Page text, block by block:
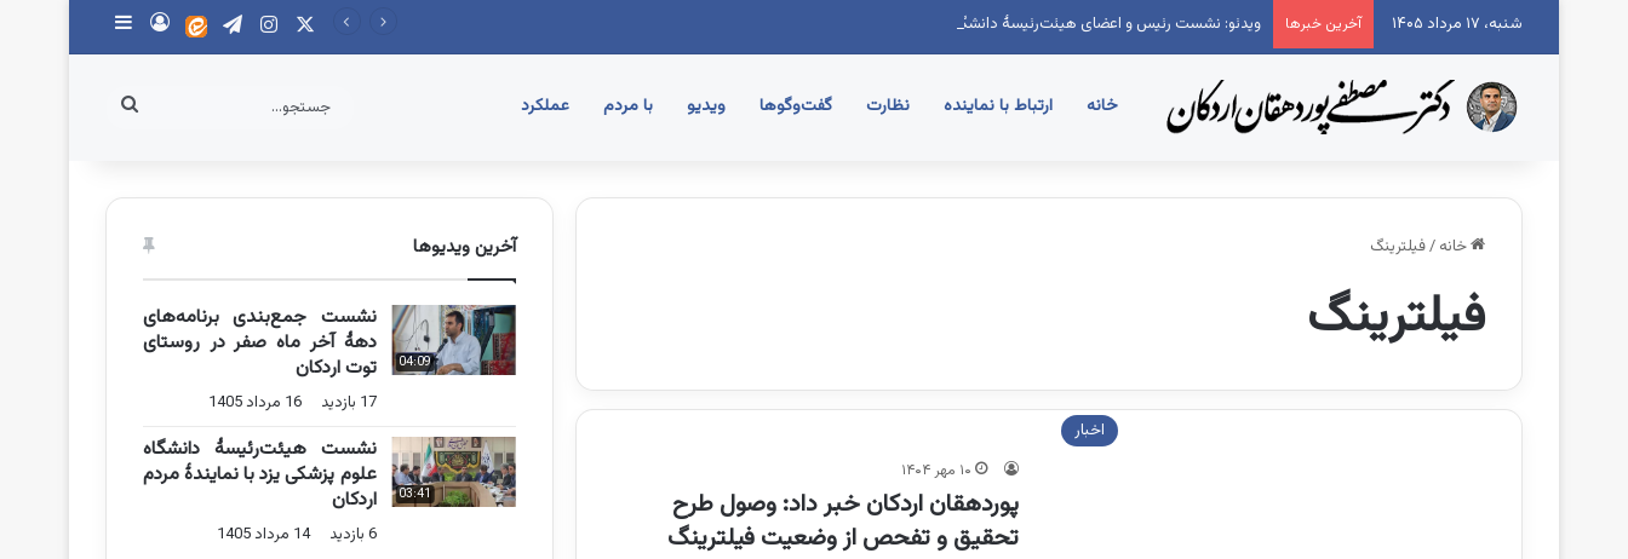
شنبه، ۱۷ مرداد ۱۴۰۵ آخرین خبرها ویدئو: نشست رئیس و اعضای هیئت‌رئیسۀ دانشگاه علوم پزشکی شهید صدوقی یزد با نمایندۀ مردم اردکان اینستاگرام
تلگرام ایتا ورودسایدبار
خانه ارتباط با نماینده نظارت گفت‌وگوها ویدیو با مردم عملکرد جستجو...
خانه /فیلترینگ
فیلترینگ
اخبار
۱۰ مهر ۱۴۰۴
پوردهقان اردکان خبر داد: وصول طرح
تحقیق و تفحص از وضعیت فیلترینگ
آخرین ویدیوها
04:09
نشست جمع‌بندی برنامه‌های
دهۀ آخر ماه صفر در روستای
توت اردکان
17 بازدید 16 مرداد 1405
03:41
نشست هیئت‌رئیسۀ دانشگاه
علوم پزشکی یزد با نمایندۀ مردم
اردکان
6 بازدید 14 مرداد 1405